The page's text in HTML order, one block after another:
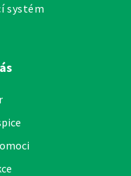
systém